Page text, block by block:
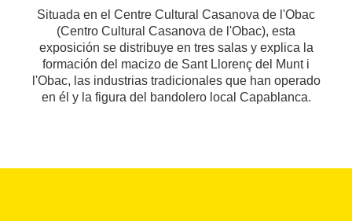
Situada en el Centre Cultural Casanova de l'Obac
(Centro Cultural Casanova de l'Obac), esta
exposición se distribuye en tres salas y explica la
formación del macizo de Sant Llorenç del Munt i
l'Obac, las industrias tradicionales que han operado
en él y la figura del bandolero local Capablanca.